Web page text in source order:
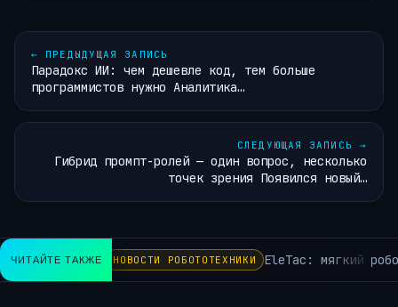
← ПРЕДЫДУЩАЯ ЗАПИСЬ
Парадокс ИИ: чем дешевле код, тем больше
программистов нужно Аналитика…
СЛЕДУЮЩАЯ ЗАПИСЬ →
Гибрид промпт-ролей — один вопрос, несколько
точек зрения Появился новый…
ЧИТАЙТЕ ТАКЖЕ НОВОСТИ РОБОТОТЕХНИКИ EleTac: мягкий